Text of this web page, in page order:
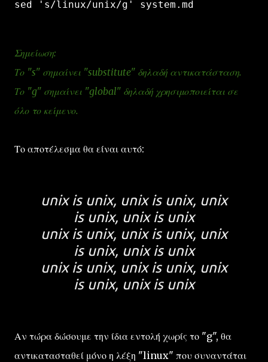
sed 's/linux/unix/g' system.md
Σημείωση:
Το "s" σημαίνει "substitute" δηλαδή αντικατάσταση.
Το "g" σημαίνει "global" δηλαδή χρησιμοποιείται σε
όλο το κείμενο.
Το αποτέλεσμα θα είναι αυτό:
unix is unix, unix is unix, unix
is unix, unix is unix
unix is unix, unix is unix, unix
is unix, unix is unix
unix is unix, unix is unix, unix
is unix, unix is unix
Αν τώρα δώσουμε την ίδια εντολή χωρίς το "g", θα
αντικατασταθεί μόνο η λέξη "linux" που συναντάται